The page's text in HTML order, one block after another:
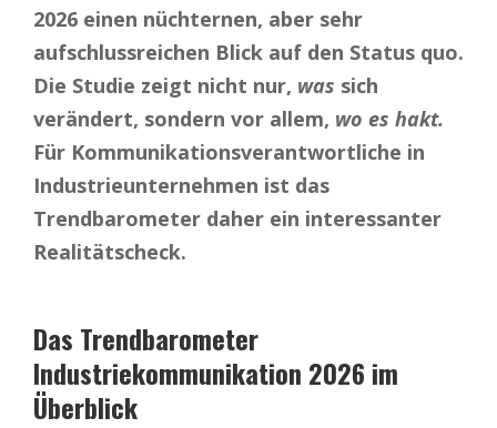
2026 einen nüchternen, aber sehr
aufschlussreichen Blick auf den Status quo.
Die Studie zeigt nicht nur, was sich
verändert, sondern vor allem, wo es hakt.
Für Kommunikationsverantwortliche in
Industrieunternehmen ist das
Trendbarometer daher ein interessanter
Realitätscheck.
Das Trendbarometer
Industriekommunikation 2026 im
Überblick